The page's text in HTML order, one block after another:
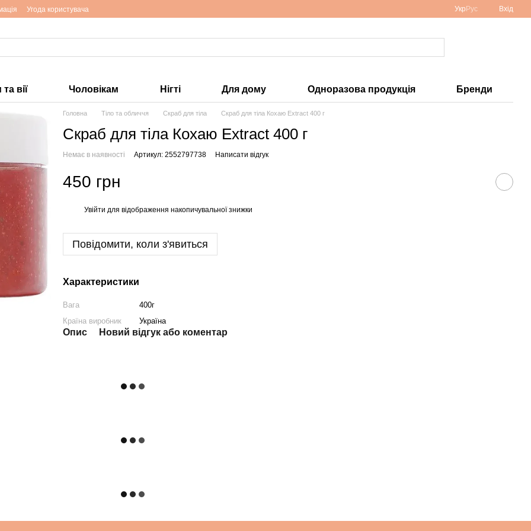
Угода користувача Укр Рус Вхід
вії Чоловікам Нігті Для дому Одноразова продукція Бренди
Головна Тіло та обличчя Скраб для тіла Скраб для тіла Кохаю Extract 400 г
Скраб для тіла Кохаю Extract 400 г
Немає в наявності Артикул: 2552797738 Написати відгук
450 грн
Увійти для відображення накопичувальної знижки
Повідомити, коли з'явиться
Характеристики
Вага
400г
Країна виробник
Україна
Опис Новий відгук або коментар